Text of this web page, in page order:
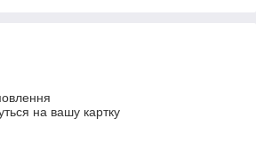
на вашу картку